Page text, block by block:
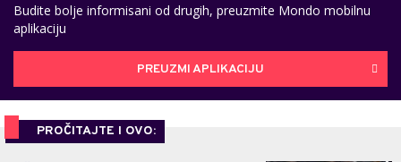
Budite bolje informisani od drugih, preuzmite Mondo mobilnu
aplikaciju
PREUZMI APLIKACIJU
PROČITAJTE I OVO: